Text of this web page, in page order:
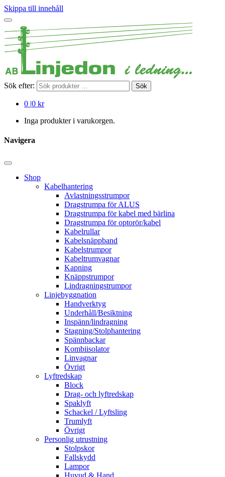
Skippa till innehåll
Sök efter: Sök
0 |0 kr
Inga produkter i varukorgen.
Navigera
Shop
Kabelhantering
Avlastningsstrumpor
Dragstrumpa för ALUS
Dragstrumpa för kabel med bärlina
Dragstrumpa för optorör/kabel
Kabelrullar
Kabelsnäppband
Kabelstrumpor
Kabeltrumvagnar
Kapning
Knäppstrumpor
Lindragningstrumpor
Linjebyggnation
Handverktyg
Underhåll/Besiktning
Inspänn/lindragning
Stagning/Stolphantering
Spännbackar
Kombiisolator
Linvagnar
Övrigt
Lyftredskap
Block
Drag- och lyftredskap
Spaklyft
Schackel / Lyftsling
Trumlyft
Övrigt
Personlig utrustning
Stolpskor
Fallskydd
Lampor
Huvud & Hand